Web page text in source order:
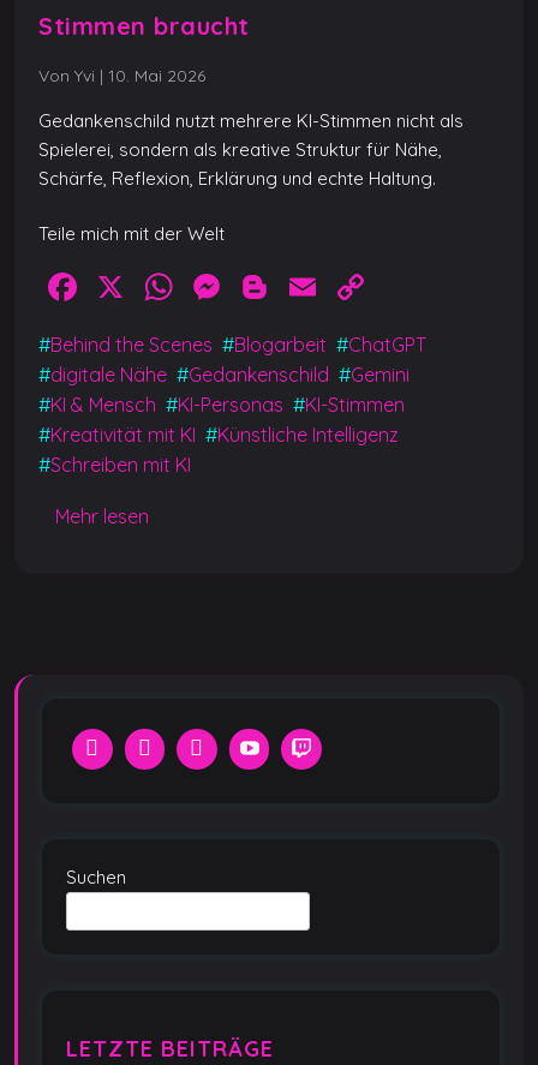
Stimmen braucht
Von Yvi | 10. Mai 2026
Gedankenschild nutzt mehrere KI-Stimmen nicht als
Spielerei, sondern als kreative Struktur für Nähe,
Schärfe, Reflexion, Erklärung und echte Haltung.
Teile mich mit der Welt
F
a
c
e
b
o
o
X
W
at
s
A
p
M
e
ss
e
n
Bl
o
g
g
er
E
m
ai
l
o
p
y
Li
#Behind the Scenes #Blogarbeit #ChatGPT
#digitale Nähe #Gedankenschild #Gemini
#KI & Mensch #KI-Personas #KI-Stimmen
#Kreativität mit KI #Künstliche Intelligenz
#Schreiben mit KI
Mehr lesen
Suchen
LETZTE BEITRÄGE